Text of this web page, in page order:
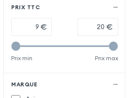
PRIX TTC
€ €
Prix min Prix max
MARQUE